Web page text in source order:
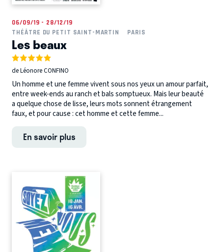
06/09/19 - 28/12/19
THÉÂTRE DU PETIT SAINT-MARTIN
PARIS
Les beaux
de Léonore CONFINO
Un homme et une femme vivent sous nos yeux un amour parfait,
entre week-ends au ranch et bals somptueux. Mais leur beauté
a quelque chose de lisse, leurs mots sonnent étrangement
faux, et pour cause : cet homme et cette femme...
En savoir plus